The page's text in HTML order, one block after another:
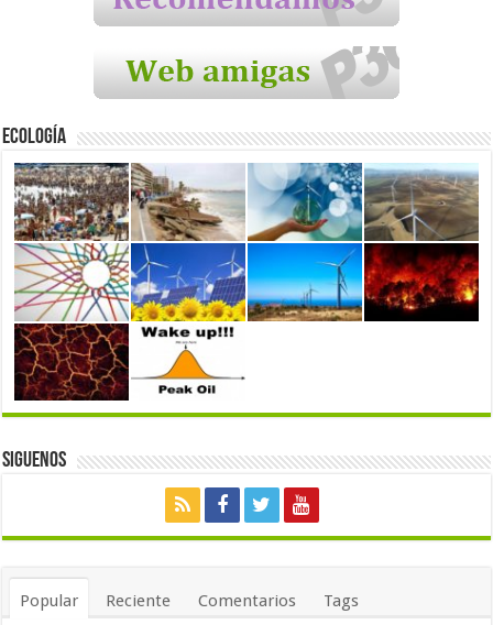
Ecología
Siguenos
Popular Reciente Comentarios Tags